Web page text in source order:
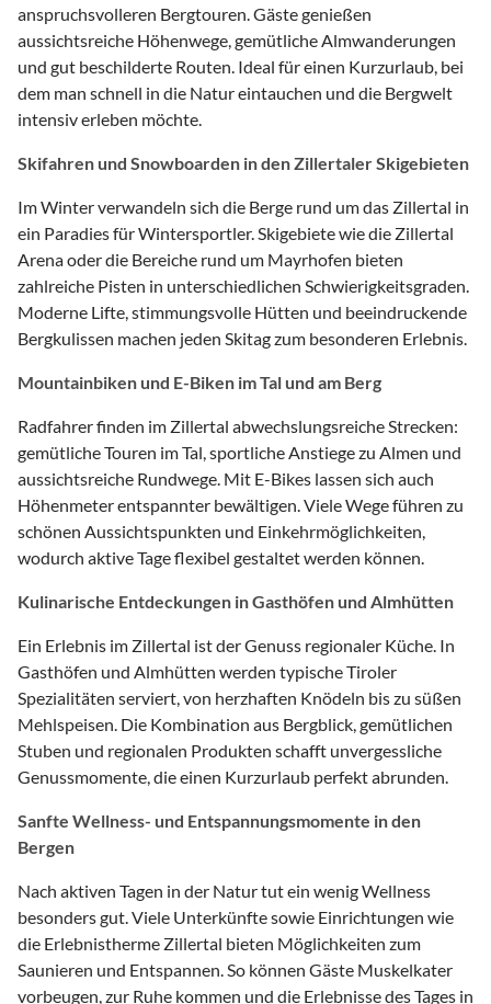
anspruchsvolleren Bergtouren. Gäste genießen
aussichtsreiche Höhenwege, gemütliche Almwanderungen
und gut beschilderte Routen. Ideal für einen Kurzurlaub, bei
dem man schnell in die Natur eintauchen und die Bergwelt
intensiv erleben möchte.
Skifahren und Snowboarden in den Zillertaler Skigebieten
Im Winter verwandeln sich die Berge rund um das Zillertal in
ein Paradies für Wintersportler. Skigebiete wie die Zillertal
Arena oder die Bereiche rund um Mayrhofen bieten
zahlreiche Pisten in unterschiedlichen Schwierigkeitsgraden.
Moderne Lifte, stimmungsvolle Hütten und beeindruckende
Bergkulissen machen jeden Skitag zum besonderen Erlebnis.
Mountainbiken und E-Biken im Tal und am Berg
Radfahrer finden im Zillertal abwechslungsreiche Strecken:
gemütliche Touren im Tal, sportliche Anstiege zu Almen und
aussichtsreiche Rundwege. Mit E-Bikes lassen sich auch
Höhenmeter entspannter bewältigen. Viele Wege führen zu
schönen Aussichtspunkten und Einkehrmöglichkeiten,
wodurch aktive Tage flexibel gestaltet werden können.
Kulinarische Entdeckungen in Gasthöfen und Almhütten
Ein Erlebnis im Zillertal ist der Genuss regionaler Küche. In
Gasthöfen und Almhütten werden typische Tiroler
Spezialitäten serviert, von herzhaften Knödeln bis zu süßen
Mehlspeisen. Die Kombination aus Bergblick, gemütlichen
Stuben und regionalen Produkten schafft unvergessliche
Genussmomente, die einen Kurzurlaub perfekt abrunden.
Sanfte Wellness- und Entspannungsmomente in den
Bergen
Nach aktiven Tagen in der Natur tut ein wenig Wellness
besonders gut. Viele Unterkünfte sowie Einrichtungen wie
die Erlebnistherme Zillertal bieten Möglichkeiten zum
Saunieren und Entspannen. So können Gäste Muskelkater
vorbeugen, zur Ruhe kommen und die Erlebnisse des Tages in